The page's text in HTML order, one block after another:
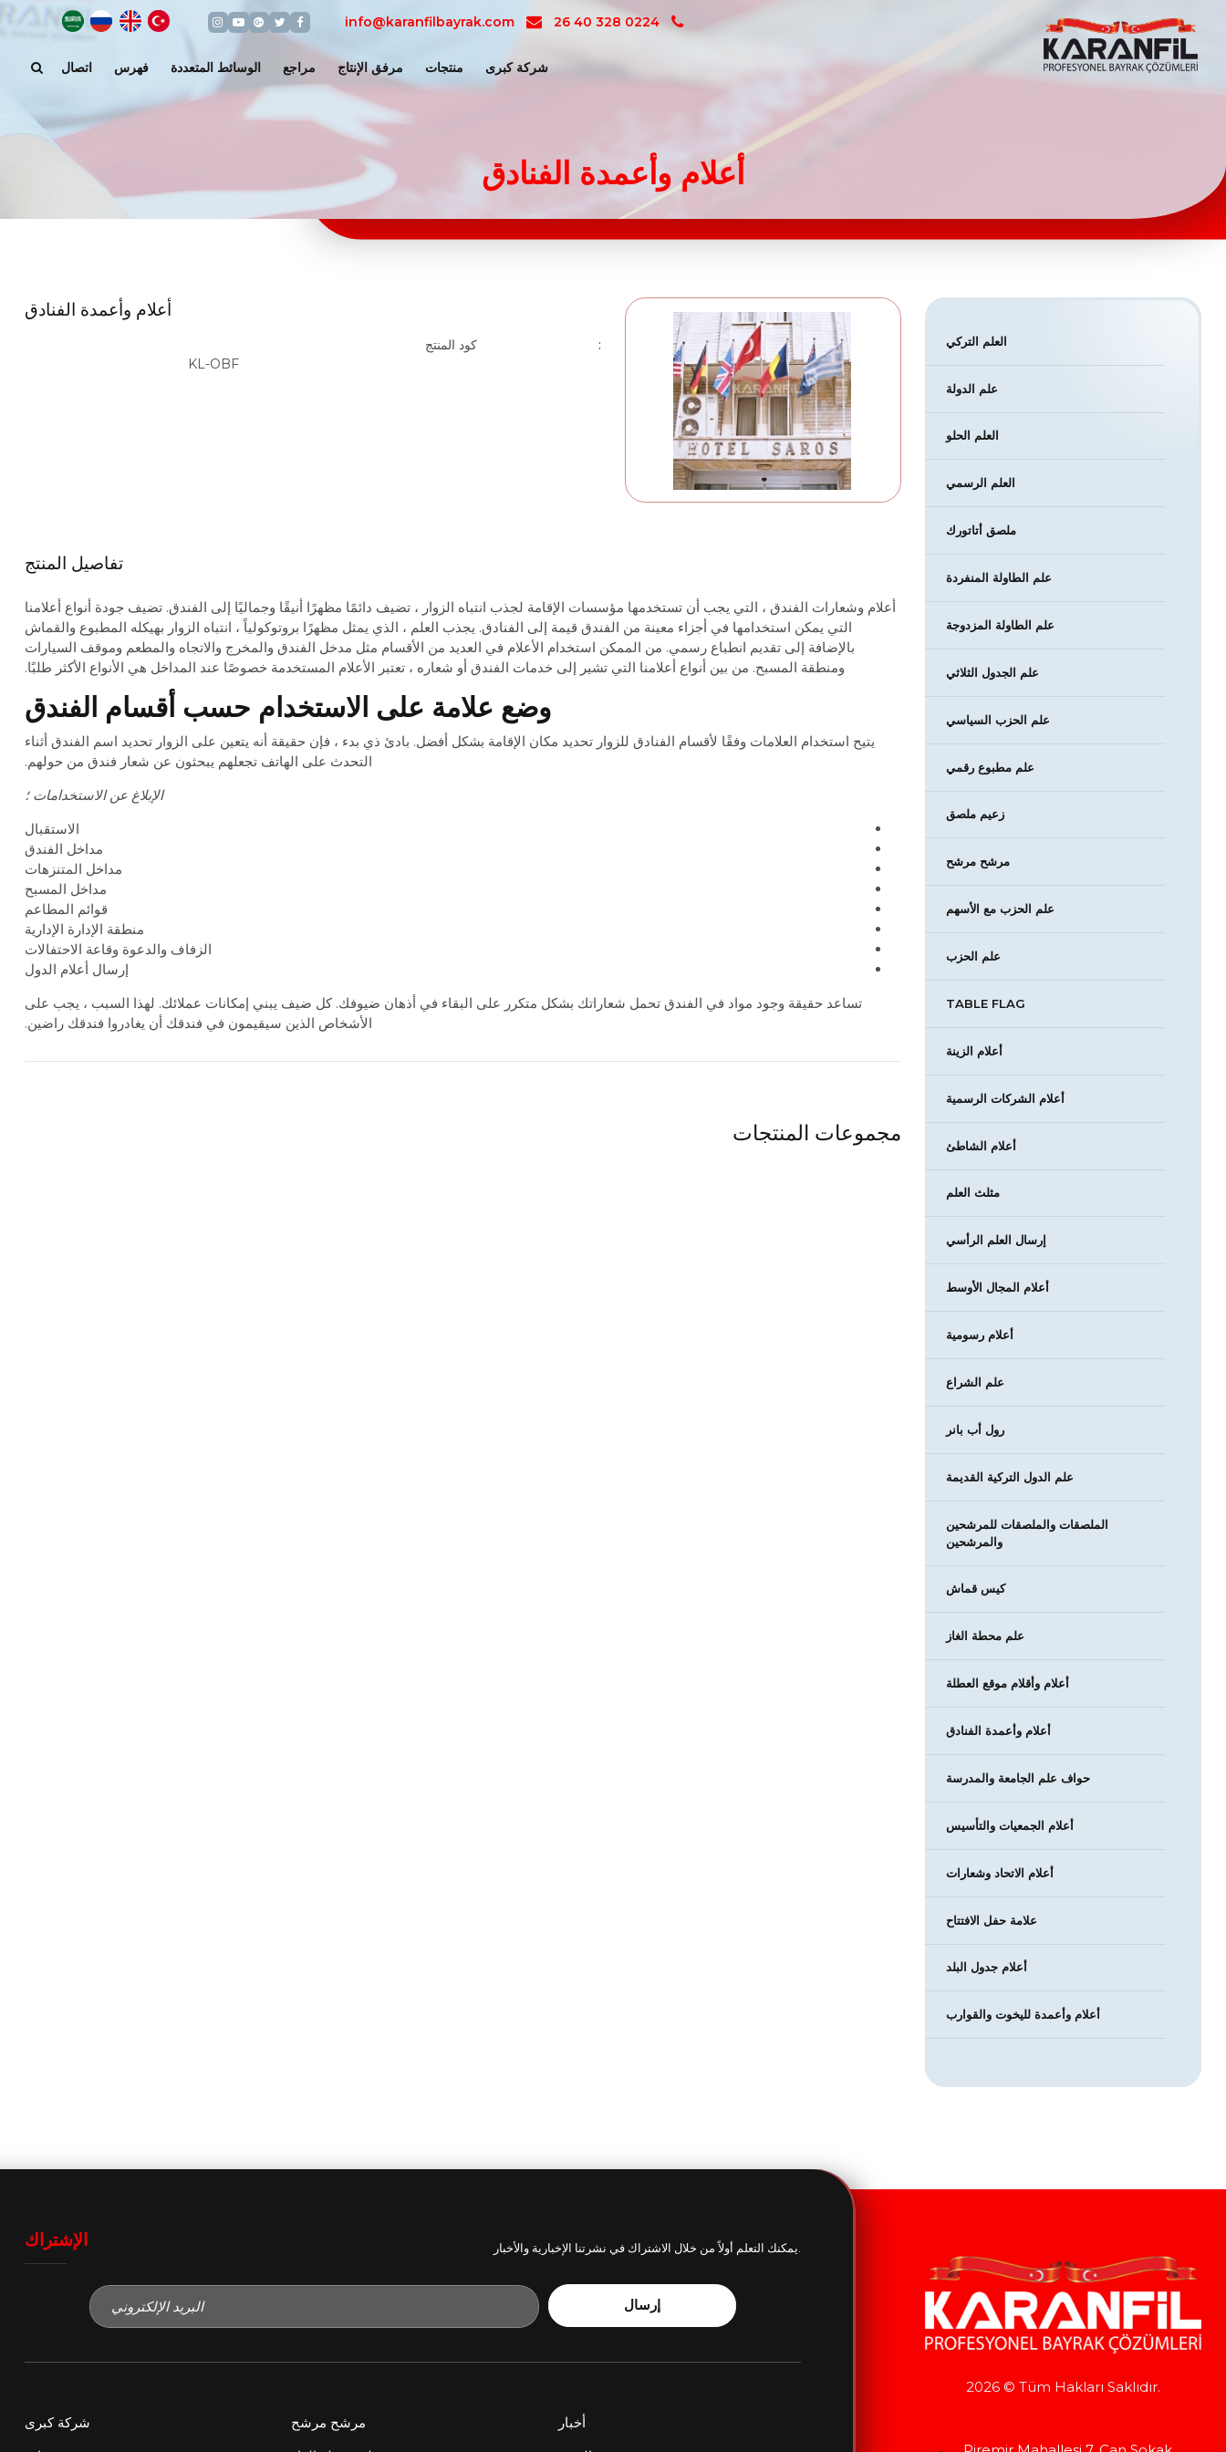
Karanfil Profesyonel Bayrak Çözümleri
شركة كبرى منتجات مرفق الإنتاج مراجع الوسائط المتعددة فهرس اتصال
0224 328 40 26
info@karanfilbayrak.com
Facebook
Twitter
Google+
Youtube
Instagram
Türkçe
English
арабский
عربي
أعلام وأعمدة الفنادق
أعلام وأعمدة الفنادق
كود المنتج
KL-OBF
تفاصيل المنتج
أعلام وشعارات الفندق ، التي يجب أن تستخدمها مؤسسات الإقامة لجذب انتباه الزوار ، تضيف دائمًا مظهرًا أنيقًا وجماليًا إلى الفندق. تضيف جودة أنواع أعلامنا
التي يمكن استخدامها في أجزاء معينة من الفندق قيمة إلى الفنادق. يجذب العلم ، الذي يمثل مظهرًا بروتوكولياً ، انتباه الزوار بهيكله المطبوع والقماش
بالإضافة إلى تقديم انطباع رسمي. من الممكن استخدام الأعلام في العديد من الأقسام مثل مدخل الفندق والمخرج والاتجاه والمطعم وموقف السيارات
ومنطقة المسبح. من بين أنواع أعلامنا التي تشير إلى خدمات الفندق أو شعاره ، تعتبر الأعلام المستخدمة خصوصًا عند المداخل هي الأنواع الأكثر طلبًا.
وضع علامة على الاستخدام حسب أقسام الفندق
يتيح استخدام العلامات وفقًا لأقسام الفنادق للزوار تحديد مكان الإقامة بشكل أفضل. بادئ ذي بدء ، فإن حقيقة أنه يتعين على الزوار تحديد اسم الفندق أثناء
التحدث على الهاتف تجعلهم يبحثون عن شعار فندق من حولهم.
الإبلاغ عن الاستخدامات ؛
الاستقبال
مداخل الفندق
مداخل المتنزهات
مداخل المسبح
قوائم المطاعم
منطقة الإدارة الإدارية
الزفاف والدعوة وقاعة الاحتفالات
إرسال أعلام الدول
تساعد حقيقة وجود مواد في الفندق تحمل شعاراتك بشكل متكرر على البقاء في أذهان ضيوفك. كل ضيف يبني إمكانات عملائك. لهذا السبب ، يجب على
الأشخاص الذين سيقيمون في فندقك أن يغادروا فندقك راضين.
مجموعات المنتجات
العلم التركي
علم الدولة
العلم الحلو
العلم الرسمي
ملصق أتاتورك
علم الطاولة المنفردة
علم الطاولة المزدوجة
علم الجدول الثلاثي
علم الحزب السياسي
علم مطبوع رقمي
زعيم ملصق
مرشح مرشح
علم الحزب مع الأسهم
علم الحزب
TABLE FLAG
أعلام الزينة
أعلام الشركات الرسمية
أعلام الشاطئ
مثلث العلم
إرسال العلم الرأسي
أعلام المجال الأوسط
أعلام رسومية
علم الشراع
رول أب بانر
علم الدول التركية القديمة
الملصقات والملصقات للمرشحين
والمرشحين
كيس قماش
علم محطة الغاز
أعلام وأقلام موقع العطلة
أعلام وأعمدة الفنادق
حواف علم الجامعة والمدرسة
أعلام الجمعيات والتأسيس
أعلام الاتحاد وشعارات
علامة حفل الافتتاح
أعلام جدول البلد
أعلام وأعمدة لليخوت والقوارب
2026 © Tüm Hakları Saklıdır.
الإشتراك
إرسال
شركة كبرى
مرشح مرشح
أخبار